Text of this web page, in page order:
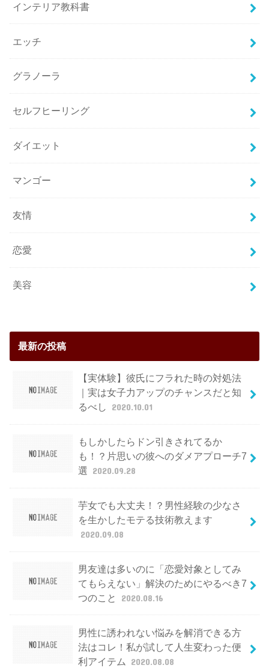
インテリア教科書
エッチ
グラノーラ
セルフヒーリング
ダイエット
マンゴー
友情
恋愛
美容
最新の投稿
【実体験】彼氏にフラれた時の対処法
｜実は女子力アップのチャンスだと知
るべし
2020.10.01
もしかしたらドン引きされてるか
も！？片思いの彼へのダメアプローチ7
選 2020.09.28
芋女でも大丈夫！？男性経験の少なさ
を生かしたモテる技術教えます
2020.09.08
男友達は多いのに「恋愛対象としてみ
てもらえない」解決のためにやるべき7
つのこと
2020.08.16
男性に誘われない悩みを解消できる方
法はコレ！私が試して人生変わった便
利アイテム
2020.08.08